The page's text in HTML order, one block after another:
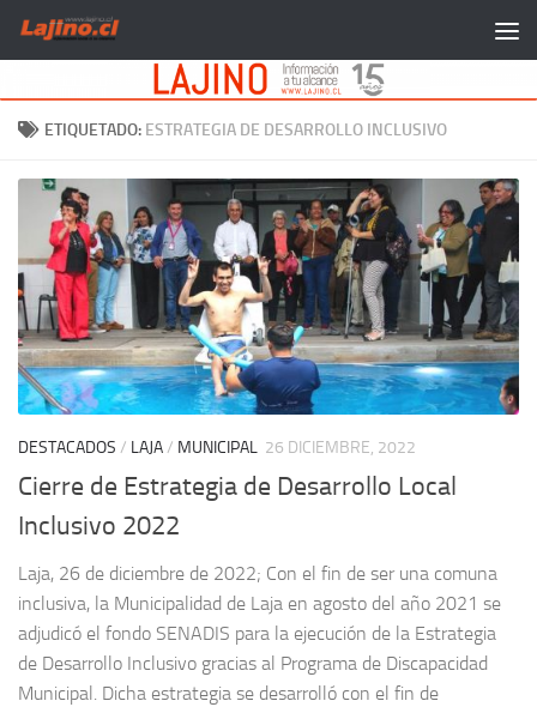
Saltar al contenido
ETIQUETADO: ESTRATEGIA DE DESARROLLO INCLUSIVO
DESTACADOS / LAJA/ MUNICIPAL 26 DICIEMBRE, 2022
Cierre de Estrategia de Desarrollo Local
Inclusivo 2022
Laja, 26 de diciembre de 2022; Con el fin de ser una comuna
inclusiva, la Municipalidad de Laja en agosto del año 2021 se
adjudicó el fondo SENADIS para la ejecución de la Estrategia
de Desarrollo Inclusivo gracias al Programa de Discapacidad
Municipal. Dicha estrategia se desarrolló con el fin de